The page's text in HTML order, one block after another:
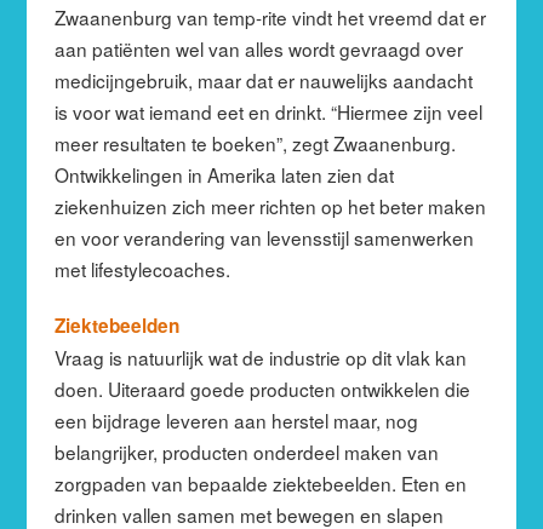
Zwaanenburg van temp-rite vindt het vreemd dat er
aan patiënten wel van alles wordt gevraagd over
medicijngebruik, maar dat er nauwelijks aandacht
is voor wat iemand eet en drinkt. “Hiermee zijn veel
meer resultaten te boeken”, zegt Zwaanenburg.
Ontwikkelingen in Amerika laten zien dat
ziekenhuizen zich meer richten op het beter maken
en voor verandering van levensstijl samenwerken
met lifestylecoaches.
Ziektebeelden
Vraag is natuurlijk wat de industrie op dit vlak kan
doen. Uiteraard goede producten ontwikkelen die
een bijdrage leveren aan herstel maar, nog
belangrijker, producten onderdeel maken van
zorgpaden van bepaalde ziektebeelden. Eten en
drinken vallen samen met bewegen en slapen